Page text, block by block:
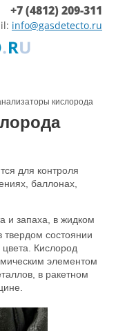
+7 (4812) 209-311
info@gasdetecto.ru
кислорода
для контроля
баллонах,
и запаха, в жидком
твердом состоянии
цвета. Кислород
элементом
в ракетном